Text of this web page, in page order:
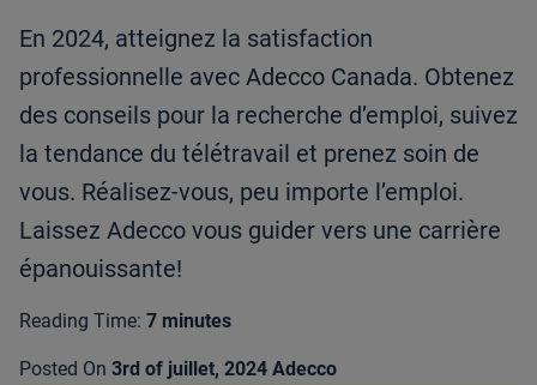
En 2024, atteignez la satisfaction
professionnelle avec Adecco Canada. Obtenez
des conseils pour la recherche d’emploi, suivez
la tendance du télétravail et prenez soin de
vous. Réalisez-vous, peu importe l’emploi.
Laissez Adecco vous guider vers une carrière
épanouissante!
Reading Time: 7 minutes
Posted On 3rd of juillet, 2024 Adecco